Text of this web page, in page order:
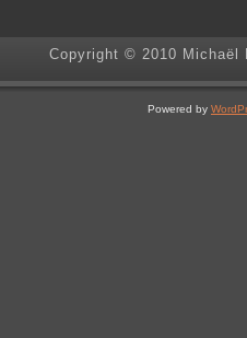
Copyright © 2010 Michaël
Powered by